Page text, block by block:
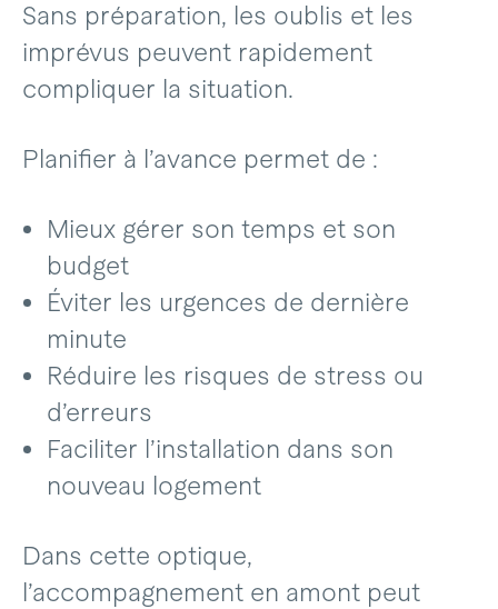
Sans préparation, les oublis et les
imprévus peuvent rapidement
compliquer la situation.
Planifier à l’avance permet de :
Mieux gérer son temps et son
budget
Éviter les urgences de dernière
minute
Réduire les risques de stress ou
d’erreurs
Faciliter l’installation dans son
nouveau logement
Dans cette optique,
l’accompagnement en amont peut